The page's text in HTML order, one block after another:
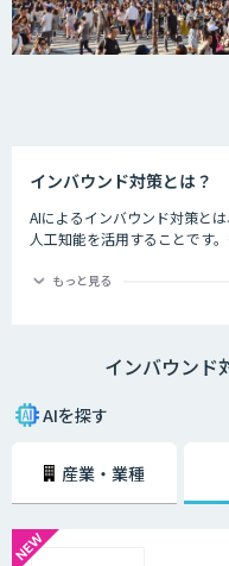
インバウンド対策とは？
AIによるインバウンド対策と
人工知能を活用することです
ーターならではの強みを生か
ます。
提供できるAIは、観光業界を
もっと見る
インバウンド
AIを探す
産業・業種